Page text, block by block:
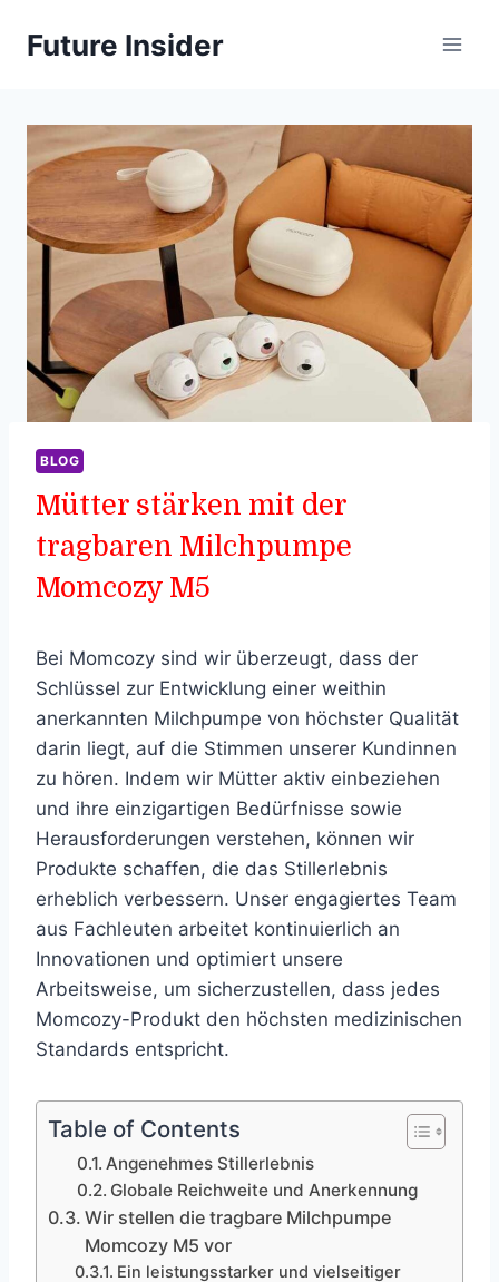
Future Insider
BLOG
Mütter stärken mit der
tragbaren Milchpumpe
Momcozy M5
Bei Momcozy sind wir überzeugt, dass der
Schlüssel zur Entwicklung einer weithin
anerkannten Milchpumpe von höchster Qualität
darin liegt, auf die Stimmen unserer Kundinnen
zu hören. Indem wir Mütter aktiv einbeziehen
und ihre einzigartigen Bedürfnisse sowie
Herausforderungen verstehen, können wir
Produkte schaffen, die das Stillerlebnis
erheblich verbessern. Unser engagiertes Team
aus Fachleuten arbeitet kontinuierlich an
Innovationen und optimiert unsere
Arbeitsweise, um sicherzustellen, dass jedes
Momcozy-Produkt den höchsten medizinischen
Standards entspricht.
Table of Contents
Angenehmes Stillerlebnis
Globale Reichweite und Anerkennung
Wir stellen die tragbare Milchpumpe
Momcozy M5 vor
Ein leistungsstarker und vielseitiger